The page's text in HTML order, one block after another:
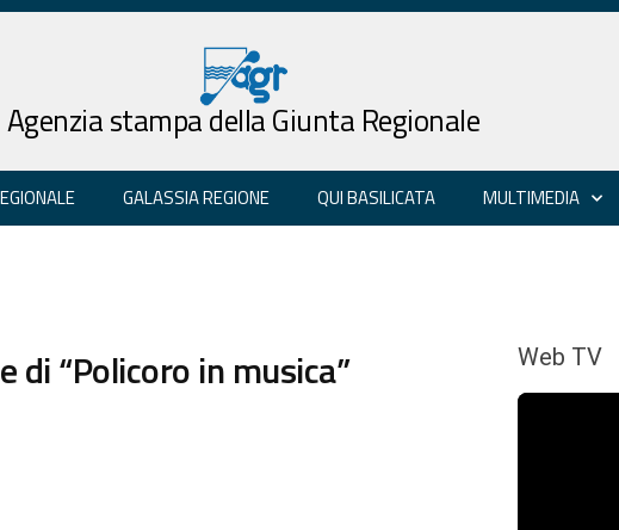
Agenzia stampa della Giunta Regionale
GALASSIA REGIONE QUI BASILICATA MULTIMEDIA
di “Policoro in musica” Web TV